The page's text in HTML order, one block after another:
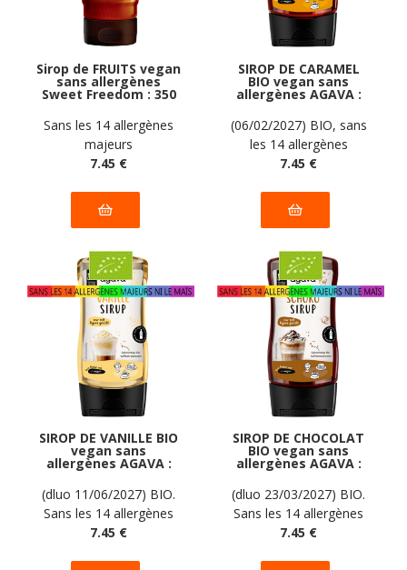
Sirop de FRUITS vegan
sans allergènes
Sweet Freedom : 350
Sans les 14 allergènes
majeurs
7.45 €
SIROP DE CARAMEL
BIO vegan sans
allergènes AGAVA :
350 grammes
(06/02/2027) BIO, sans
les 14 allergènes
majeurs
7.45 €
SIROP DE VANILLE BIO
vegan sans
allergènes AGAVA :
350 grammes
(dluo 11/06/2027) BIO.
Sans les 14 allergènes
majeurs
7.45 €
SIROP DE CHOCOLAT
BIO vegan sans
allergènes AGAVA :
325 grammes
(dluo 23/03/2027) BIO.
Sans les 14 allergènes
majeurs
7.45 €